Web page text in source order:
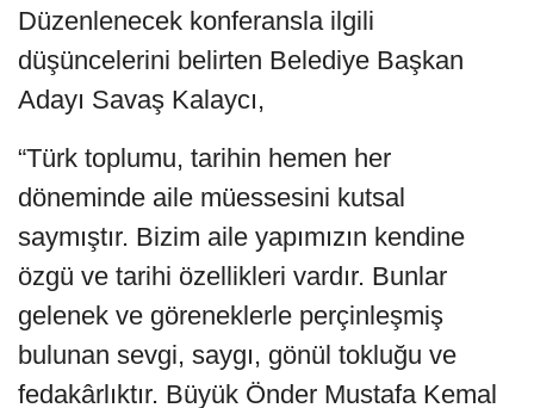
Düzenlenecek konferansla ilgili
düşüncelerini belirten Belediye Başkan
Adayı Savaş Kalaycı,
“Türk toplumu, tarihin hemen her
döneminde aile müessesini kutsal
saymıştır. Bizim aile yapımızın kendine
özgü ve tarihi özellikleri vardır. Bunlar
gelenek ve göreneklerle perçinleşmiş
bulunan sevgi, saygı, gönül tokluğu ve
fedakârlıktır. Büyük Önder Mustafa Kemal